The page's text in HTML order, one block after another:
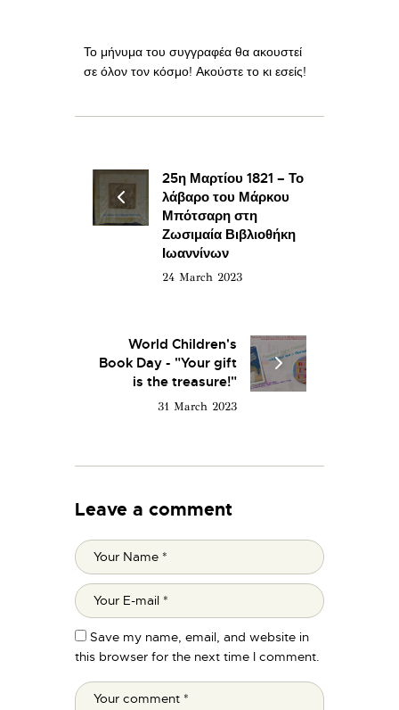
Το μήνυμα του συγγραφέα θα ακουστεί
σε όλον τον κόσμο! Ακούστε το κι εσείς!
25η Μαρτίου 1821 – Το
λάβαρο του Μάρκου
Μπότσαρη στη
Ζωσιμαία Βιβλιοθήκη
Ιωαννίνων
24 March 2023
World Children's
Book Day - "Your gift
is the treasure!"
31 March 2023
Leave a comment
Save my name, email, and website in
this browser for the next time I comment.